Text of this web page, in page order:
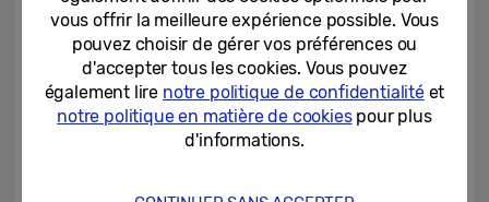
Google et Samsung. La nouvelle
fonctionnalitéText Spotlight, qui permet
d’afficher le texte sélectionné en plus grand
ou plus clairement dans une fenêtre
flottante, a également été ajoutée pour
vous offrir la meilleure expérience possible. Vous
pouvez choisir de gérer vos préférences ou
d'accepter tous les cookies. Vous pouvez
également lire notre politique de confidentialitéet
notre politique en matière de cookiespour plus
d'informations.